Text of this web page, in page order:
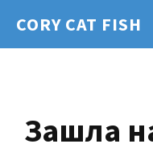
CORY CAT FISH
Зашла